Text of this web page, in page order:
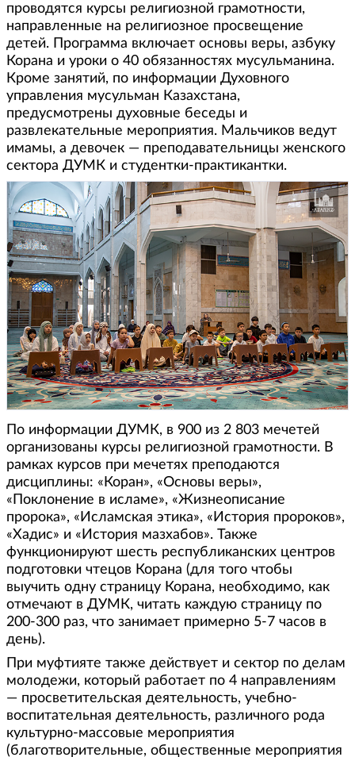
проводятся курсы религиозной грамотности,
направленные на религиозное просвещение
детей. Программа включает основы веры, азбуку
Корана и уроки о 40 обязанностях мусульманина.
Кроме занятий, по информации Духовного
управления мусульман Казахстана,
предусмотрены духовные беседы и
развлекательные мероприятия. Мальчиков ведут
имамы, а девочек — преподавательницы женского
сектора ДУМК и студентки-практикантки.
По информации ДУМК, в 900 из 2 803 мечетей
организованы курсы религиозной грамотности. В
рамках курсов при мечетях преподаются
дисциплины: «Коран», «Основы веры»,
«Поклонение в исламе», «Жизнеописание
пророка», «Исламская этика», «История пророков»,
«Хадис» и «История мазхабов». Также
функционируют шесть республиканских центров
подготовки чтецов Корана (для того чтобы
выучить одну страницу Корана, необходимо, как
отмечают в ДУМК, читать каждую страницу по
200-300 раз, что занимает примерно 5-7 часов в
день).
При муфтияте также действует и сектор по делам
молодежи, который работает по 4 направлениям
— просветительская деятельность, учебно-
воспитательная деятельность, различного рода
культурно-массовые мероприятия
(благотворительные, общественные мероприятия